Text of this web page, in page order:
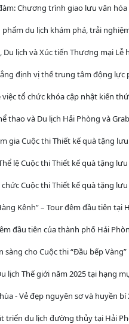
Chương trình giao lưu văn
du lịch khám phá, trải
Du lịch và Xúc tiến Thương mại Lễ
định vị thế trung tâm động lực
việc tổ chức khóa cập nhật kiến
thao và Du lịch Hải Phòng và
gia Cuộc thi Thiết kế quà tặng
lệ Cuộc thi Thiết kế quà tặng
chức Cuộc thi Thiết kế quà tặng
Kênh” – Tour đêm đầu tiên
đầu tiên của thành phố Hải
sàng cho Cuộc thi “Đầu bếp Vàng”
lịch Thế giới năm 2025 tại hạng
- Vẻ đẹp nguyên sơ và huyền bí
triển du lịch đường thủy tại Hải